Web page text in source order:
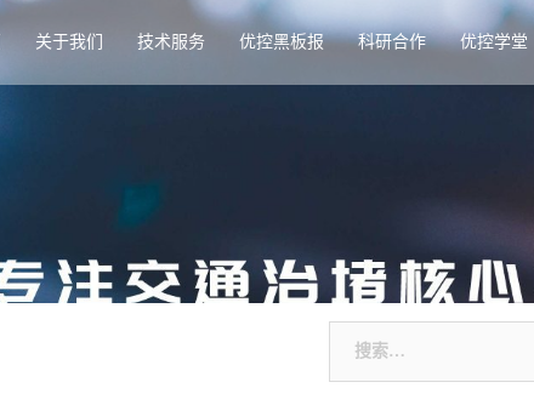
关于我们 技术服务 优控黑板报 科研合作 优控学堂
索：